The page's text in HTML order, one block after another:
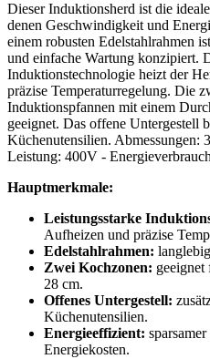
Dieser Induktionsherd ist die
denen Geschwindigkeit und
einem robusten Edelstahlrahmen
und einfache Wartung konzipiert.
Induktionstechnologie heizt der
präzise Temperaturregelung. Die
Induktionspfannen mit einem
geeignet. Das offene Untergestell
Küchenutensilien.
Leistung: 400V -
Hauptmerkmale:
Leistungsstarke
Aufheizen und präzise
Edelstahlrahmen:
Zwei Kochzonen:
28 cm.
Offenes Untergestell:
Küchenutensilien.
Energieeffizient:
Energiekosten.